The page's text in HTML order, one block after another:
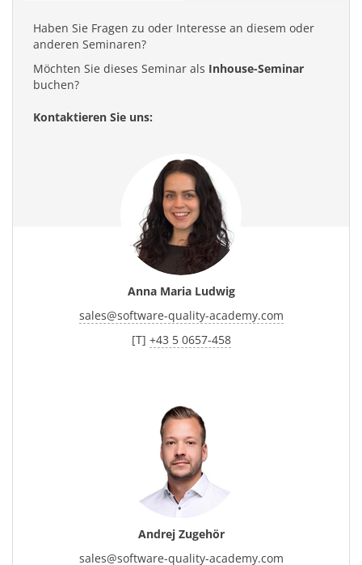
Haben Sie Fragen zu oder Interesse an diesem oder
anderen Seminaren?
Möchten Sie dieses Seminar als Inhouse-Seminar
buchen?
Kontaktieren Sie uns:
Anna Maria Ludwig
sales@software-quality-academy.com
[T] +43 5 0657-458
Andrej Zugehör
sales@software-quality-academy.com